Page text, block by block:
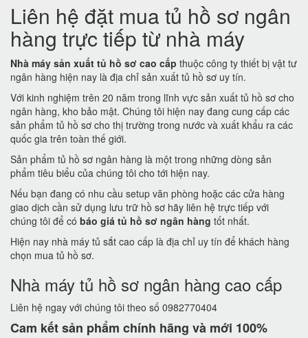
Liên hệ đặt mua tủ hồ sơ ngân
hàng trực tiếp từ nhà máy
Nhà máy sản xuất tủ hồ sơ cao cấp thuộc công ty thiết bị vật tư
ngân hàng hiện nay là địa chỉ sản xuất tủ hồ sơ uy tín.
Với kinh nghiệm trên 20 năm trong lĩnh vực sản xuất tủ hồ sơ cho
ngân hàng, kho bảo mật. Chúng tôi hiện nay đang cung cấp các
sản phẩm tủ hồ sơ cho thị trường trong nước và xuất khẩu ra các
quốc gia trên toàn thế giới.
Sản phẩm tủ hồ sơ ngân hàng là một trong những dòng sản
phẩm tiêu biểu của chúng tôi cho tới hiện nay.
Nếu bạn đang có nhu cầu setup văn phòng hoặc các cửa hàng
giao dịch cần sử dụng lưu trữ hồ sơ hãy liên hệ trực tiếp với
chúng tôi để có báo giá tủ hồ sơ ngân hàng tốt nhất.
Hiện nay nhà máy tủ sắt cao cấp là địa chỉ uy tín để khách hàng
chọn mua tủ hồ sơ.
Nhà máy tủ hồ sơ ngân hàng cao cấp
Liên hệ ngay với chúng tôi theo số 0982770404
Cam kếtsản phẩm chính hãng và mới 100%